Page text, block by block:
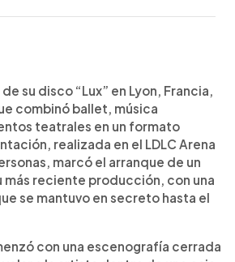
“Lux” en Lyon con un
combinó ballet, música
teatrales. La
ante 15,000 personas,
su puesta en escena hasta el
principalmente su nuevo
éxitos de “Motomami”. La
coreografías e
público, incluyendo momentos
y recorridos entre los
su disco “Lux” en Lyon, Francia,
combinó ballet, música
teatrales en un formato
realizada en el LDLC Arena
marcó el arranque de un
más reciente producción, con una
se mantuvo en secreto hasta el
con una escenografía cerrada